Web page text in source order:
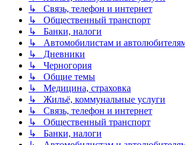
↳ Связь, телефон и интернет
↳ Общественный транспорт
↳ Банки, налоги
↳ Автомобилистам и
↳ Дневники
↳ Черногория
↳ Общие темы
↳ Медицина, страховка
↳ Жильё, коммунальные услуги
↳ Связь, телефон и интернет
↳ Общественный транспорт
↳ Банки, налоги